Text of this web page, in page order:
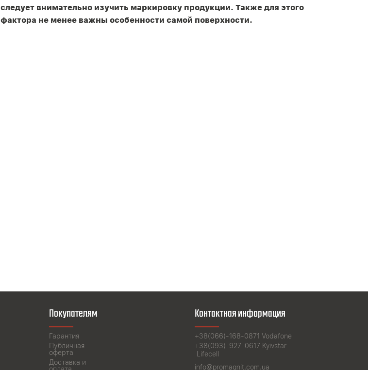
следует внимательно изучить маркировку продукции. Также для этого
фактора не менее важны особенности самой поверхности.
Покупателям
Гарантия
Публичная
оферта
Доставка и
Контактная информация
+38(066)-168-0871 Vodafone
+38(093)-927-0617 Kyivstar
Lifecell
info@promagnit.com.ua